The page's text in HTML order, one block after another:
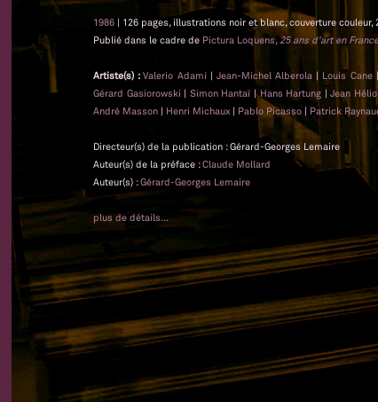
1986 | 126 pages, illustrations noir et blanc, couverture couleur,
Publié dans le cadre de Pictura Loquens,25 ans d'art en France
Artiste(s) :Valerio Adami | Jean-Michel Alberola | Louis Cane|
Gérard Gasiorowski | Simon Hantaï | Hans Hartung |Jean
André Masson | Henri Michaux | Pablo Picasso | Patrick
Directeur(s) de la publication : Gérard-Georges Lemaire
Auteur(s) de la préface :Claude Mollard
Auteur(s) :Gérard-Georges Lemaire
plus de détails...